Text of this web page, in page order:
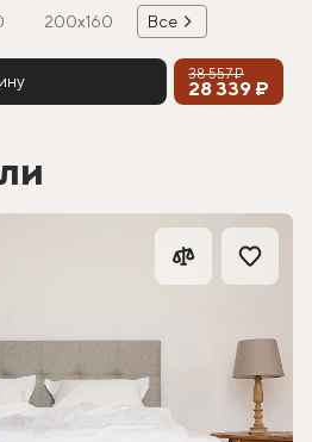
200х160 Все
38 557 ₽
28 339 ₽